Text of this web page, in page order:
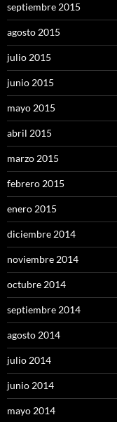
septiembre 2015
agosto 2015
julio 2015
junio 2015
mayo 2015
abril 2015
marzo 2015
febrero 2015
enero 2015
diciembre 2014
noviembre 2014
octubre 2014
septiembre 2014
agosto 2014
julio 2014
junio 2014
mayo 2014